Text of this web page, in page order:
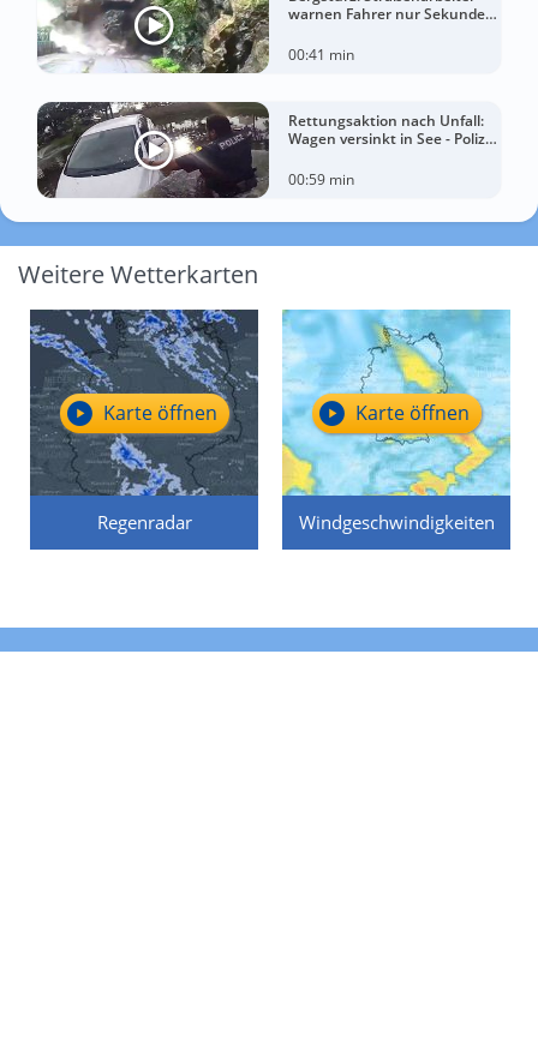
warnen Fahrer nur Sekunden
00:41 min
Rettungsaktion nach Unfall:
Wagen versinkt in See - Polizei
00:59 min
Weitere Wetterkarten
Regenradar
Karte öffnen
Windgeschwindigkeiten
Karte öffnen